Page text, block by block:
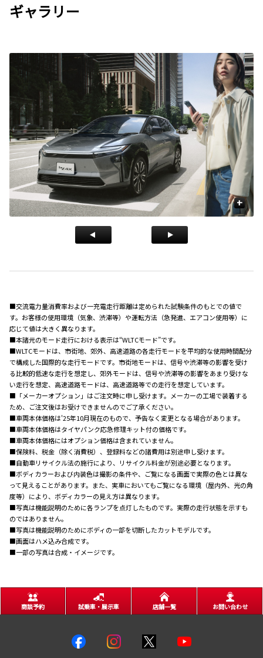
ギャラリー
+
■交流電力量消費率および一充電走行距離は定められた試験条件のもとでの値で
す。お客様の使用環境（気象、渋滞等）や運転方法（急発進、エアコン使用等）に
応じて値は大きく異なります。
■本諸元のモード走行における表示は“WLTCモード”です。
■WLTCモードは、市街地、郊外、高速道路の各走行モードを平均的な使用時間配分
で構成した国際的な走行モードです。市街地モードは、信号や渋滞等の影響を受け
る比較的低速な走行を想定し、郊外モードは、信号や渋滞等の影響をあまり受けな
い走行を想定、高速道路モードは、高速道路等での走行を想定しています。
■「メーカーオプション」はご注文時に申し受けます。メーカーの工場で装着する
ため、ご注文後はお受けできませんのでご了承ください。
■車両本体価格は'25年10月現在のもので、予告なく変更となる場合があります。
■車両本体価格はタイヤパンク応急修理キット付の価格です。
■車両本体価格にはオプション価格は含まれていません。
■保険料、税金（除く消費税）、登録料などの諸費用は別途申し受けます。
■自動車リサイクル法の施行により、リサイクル料金が別途必要となります。
■ボディカラーおよび内装色は撮影の条件や、ご覧になる画面で実際の色とは異な
って見えることがあります。また、実車においてもご覧になる環境（屋内外、光の角
度等）により、ボディカラーの見え方は異なります。
■写真は機能説明のために各ランプを点灯したものです。実際の走行状態を示すも
のではありません。
■写真は機能説明のためにボディの一部を切断したカットモデルです。
■画面はハメ込み合成です。
■一部の写真は合成・イメージです。
商談予約 試乗車・展示車 店舗一覧 お問い合わせ